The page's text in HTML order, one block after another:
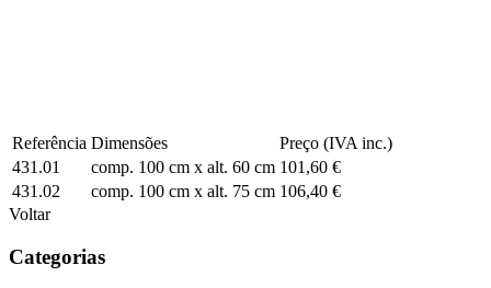
Referência Dimensões
Preço (IVA inc.)
431.01
comp. 100 cm x alt. 60 cm 101,60 €
431.02
comp. 100 cm x alt. 75 cm 106,40 €
Voltar
Categorias